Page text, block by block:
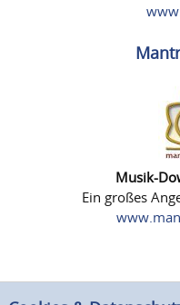
Musik-
Ein großes